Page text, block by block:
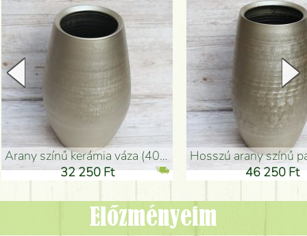
arany színű kerámia váza (40x26cm)
32 250 Ft
hosszú arany színű
46 250 Ft
Előzményeim